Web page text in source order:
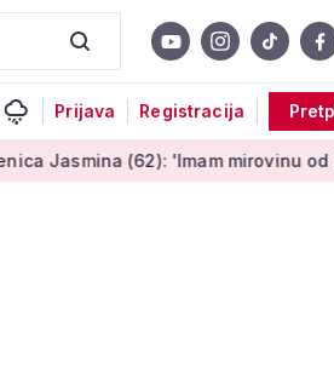
Prijava Registracija
(62): 'Imam mirovinu od 290 eura, a